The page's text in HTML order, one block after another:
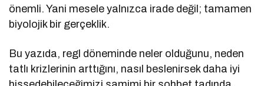
önemli. Yani mesele yalnızca irade değil; tamamen
biyolojik bir gerçeklik.
Bu yazıda, regl döneminde neler olduğunu, neden
tatlı krizlerinin arttığını, nasıl beslenirsek daha iyi